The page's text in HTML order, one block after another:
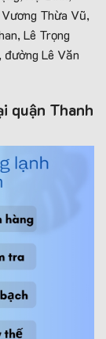
Thừa Vũ,
Lê Trọng
đường Lê Văn
quận Thanh